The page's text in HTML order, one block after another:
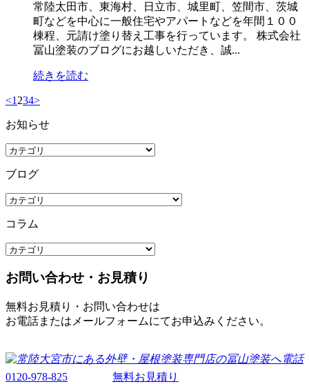
常陸太田市、東海村、日立市、城里町、笠間市、茨城
町などを中心に一般住宅やアパートなどを年間１００
棟程、元請け塗り替え工事を行っています。 株式会社
冨山塗装のブログにお越しいただき、誠...
続きを読む
<1 234>
お知らせ
ブログ
コラム
お問い合わせ・お見積り
無料お見積り・お問い合わせは
お電話またはメールフォームにてお申込みください。
0120-978-825
無料お見積り